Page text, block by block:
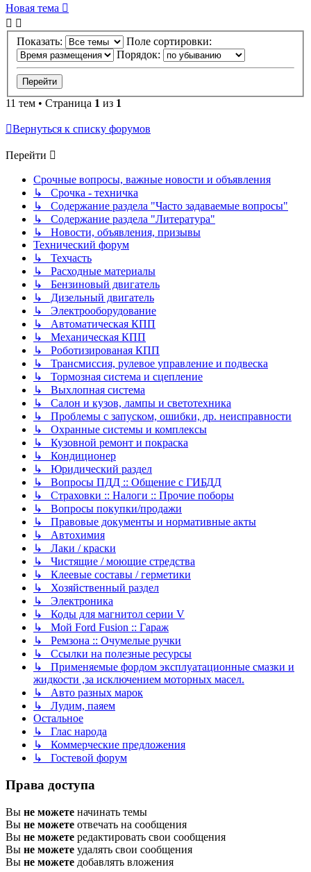
Новая тема
Показать:
Поле сортировки:
Порядок:
11 тем • Страница 1 из 1
Вернуться к списку форумов
Перейти
Срочные вопросы, важные новости и объявления
↳ Срочка - техничка
↳ Содержание раздела "Часто задаваемые вопросы"
↳ Содержание раздела "Литература"
↳ Новости, объявления, призывы
Технический форум
↳ Техчасть
↳ Расходные материалы
↳ Бензиновый двигатель
↳ Дизельный двигатель
↳ Электрооборудование
↳ Автоматическая КПП
↳ Механическая КПП
↳ Роботизированая КПП
↳ Трансмиссия, рулевое управление и подвеска
↳ Тормозная система и сцепление
↳ Выхлопная система
↳ Салон и кузов, лампы и светотехника
↳ Проблемы с запуском, ошибки, др. неисправности
↳ Охранные системы и комплексы
↳ Кузовной ремонт и покраска
↳ Кондиционер
↳ Юридический раздел
↳ Вопросы ПДД :: Общение с ГИБДД
↳ Страховки :: Налоги :: Прочие поборы
↳ Вопросы покупки/продажи
↳ Правовые документы и нормативные акты
↳ Автохимия
↳ Лаки / краски
↳ Чистящие / моющие стредства
↳ Клеевые составы / герметики
↳ Хозяйственный раздел
↳ Электроника
↳ Коды для магнитол серии V
↳ Мой Ford Fusion :: Гараж
↳ Ремзона :: Очумелые ручки
↳ Ссылки на полезные ресурсы
↳ Применяемые фордом эксплуатационные смазки и
жидкости ,за исключением моторных масел.
↳ Авто разных марок
↳ Лудим, паяем
Остальное
↳ Глас народа
↳ Коммерческие предложения
↳ Гостевой форум
Права доступа
Вы не можете начинать темы
Вы не можете отвечать на сообщения
Вы не можете редактировать свои сообщения
Вы не можете удалять свои сообщения
Вы не можете добавлять вложения